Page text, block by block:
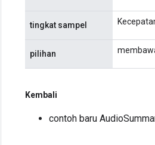
tingkat sampel
pilihan
Kembali
contoh baru